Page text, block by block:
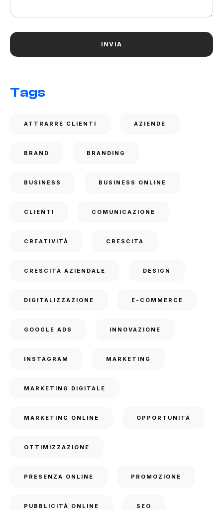
Tags
ATTRARRE CLIENTI AZIENDE
BRAND BRANDING
BUSINESS BUSINESS ONLINE
CLIENTI COMUNICAZIONE
CREATIVITÀ CRESCITA
CRESCITA AZIENDALE DESIGN
DIGITALIZZAZIONE E-COMMERCE
GOOGLE ADS INNOVAZIONE
INSTAGRAM MARKETING
MARKETING DIGITALE
MARKETING ONLINE OPPORTUNITÀ
OTTIMIZZAZIONE
PRESENZA ONLINE PROMOZIONE
PUBBLICITÀ ONLINE SEO